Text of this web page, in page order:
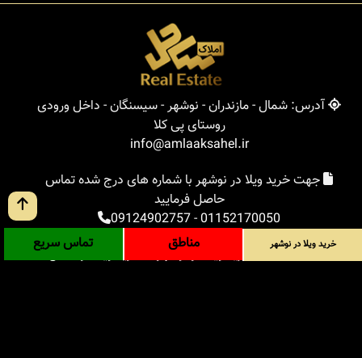
آدرس: شمال - مازندران - نوشهر - سیسنگان - داخل ورودی
روستای پی کلا
info@amlaaksahel.ir
جهت خرید ویلا در نوشهر با شماره های درج شده تماس
حاصل فرمایید
01152170050
-
09124902757
املاک ساحل
خرید ویلا در نوشهر
خرید ویلا در شمال
خرید ویلا در نوشهر مناطق تماس سریع